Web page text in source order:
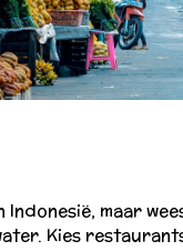
maar
Kies